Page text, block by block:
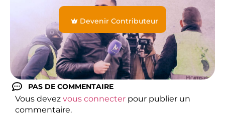
Devenir Contributeur
PAS DE COMMENTAIRE
Vous devez vous connecter pour publier un
commentaire.